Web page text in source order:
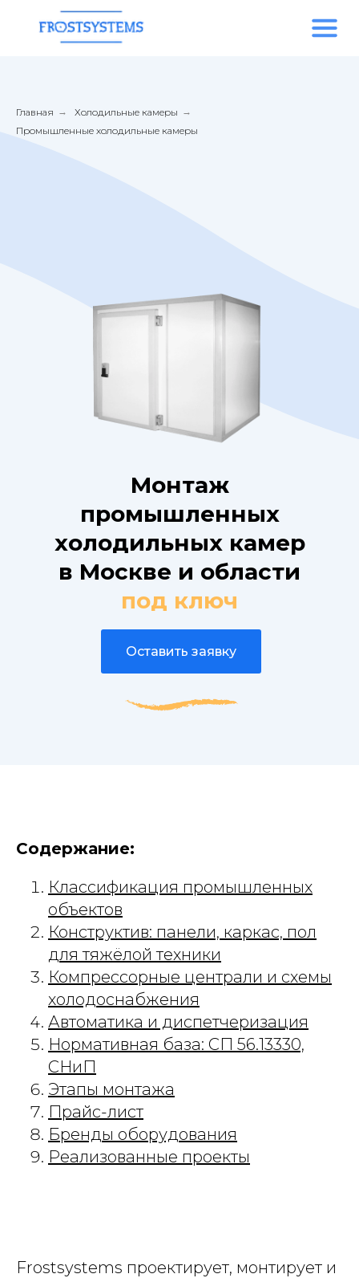
Главная → Холодильные камеры →
Промышленные холодильные камеры
Монтаж
промышленных
холодильных камер
в Москве и области
под ключ
Оставить заявку
Содержание:
Классификация промышленных
объектов
Конструктив: панели, каркас, пол
для тяжёлой техники
Компрессорные централи и схемы
холодоснабжения
Автоматика и диспетчеризация
Нормативная база: СП 56.13330,
СНиП
Этапы монтажа
Прайс-лист
Бренды оборудования
Реализованные проекты
Frostsystems проектирует, монтирует и